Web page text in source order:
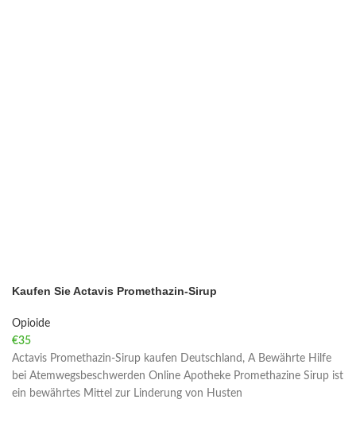
Kaufen Sie Actavis Promethazin-Sirup
Opioide
€35
Actavis Promethazin-Sirup kaufen Deutschland, A Bewährte Hilfe
bei Atemwegsbeschwerden Online Apotheke Promethazine Sirup ist
ein bewährtes Mittel zur Linderung von Husten